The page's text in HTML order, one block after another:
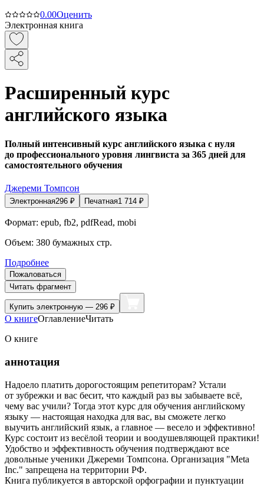
0.00Оценить
Электронная книга
Расширенный курс
английского языка
Полный интенсивный курс английского языка с нуля
до профессионального уровня лингвиста за 365 дней для
самостоятельного обучения
Джереми Томпсон
Электронная296 ₽ Печатная1 714 ₽
Формат: epub, fb2, pdfRead, mobi
Объем: 380 бумажных стр.
Подробнее
Пожаловаться
Читать фрагмент
Купить электронную — 296 ₽
О книгеОглавлениеЧитать
О книге
аннотация
Надоело платить дорогостоящим репетиторам? Устали
от зубрежки и вас бесит, что каждый раз вы забываете всё,
чему вас учили? Тогда этот курс для обучения английскому
языку — настоящая находка для вас, вы сможете легко
выучить английский язык, а главное — весело и эффективно!
Курс состоит из весёлой теории и воодушевляющей практики!
Удобство и эффективность обучения подтверждают все
довольные ученики Джереми Томпсона. Организация "Meta
Inc." запрещена на территории РФ.
Книга публикуется в авторской орфографии и пунктуации